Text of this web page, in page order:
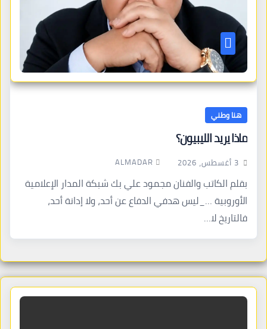
هنا وطني
ماذا يريد الليبيون؟
3 أغسطس، 2026 ALMADAR
بقلم الكاتب والفنان مجمود علي بك شبكة المدار الإعلامية
الأوروبية …_ليس هدفي الدفاع عن أحد، ولا إدانة أحد،
فالتاريخ لا…